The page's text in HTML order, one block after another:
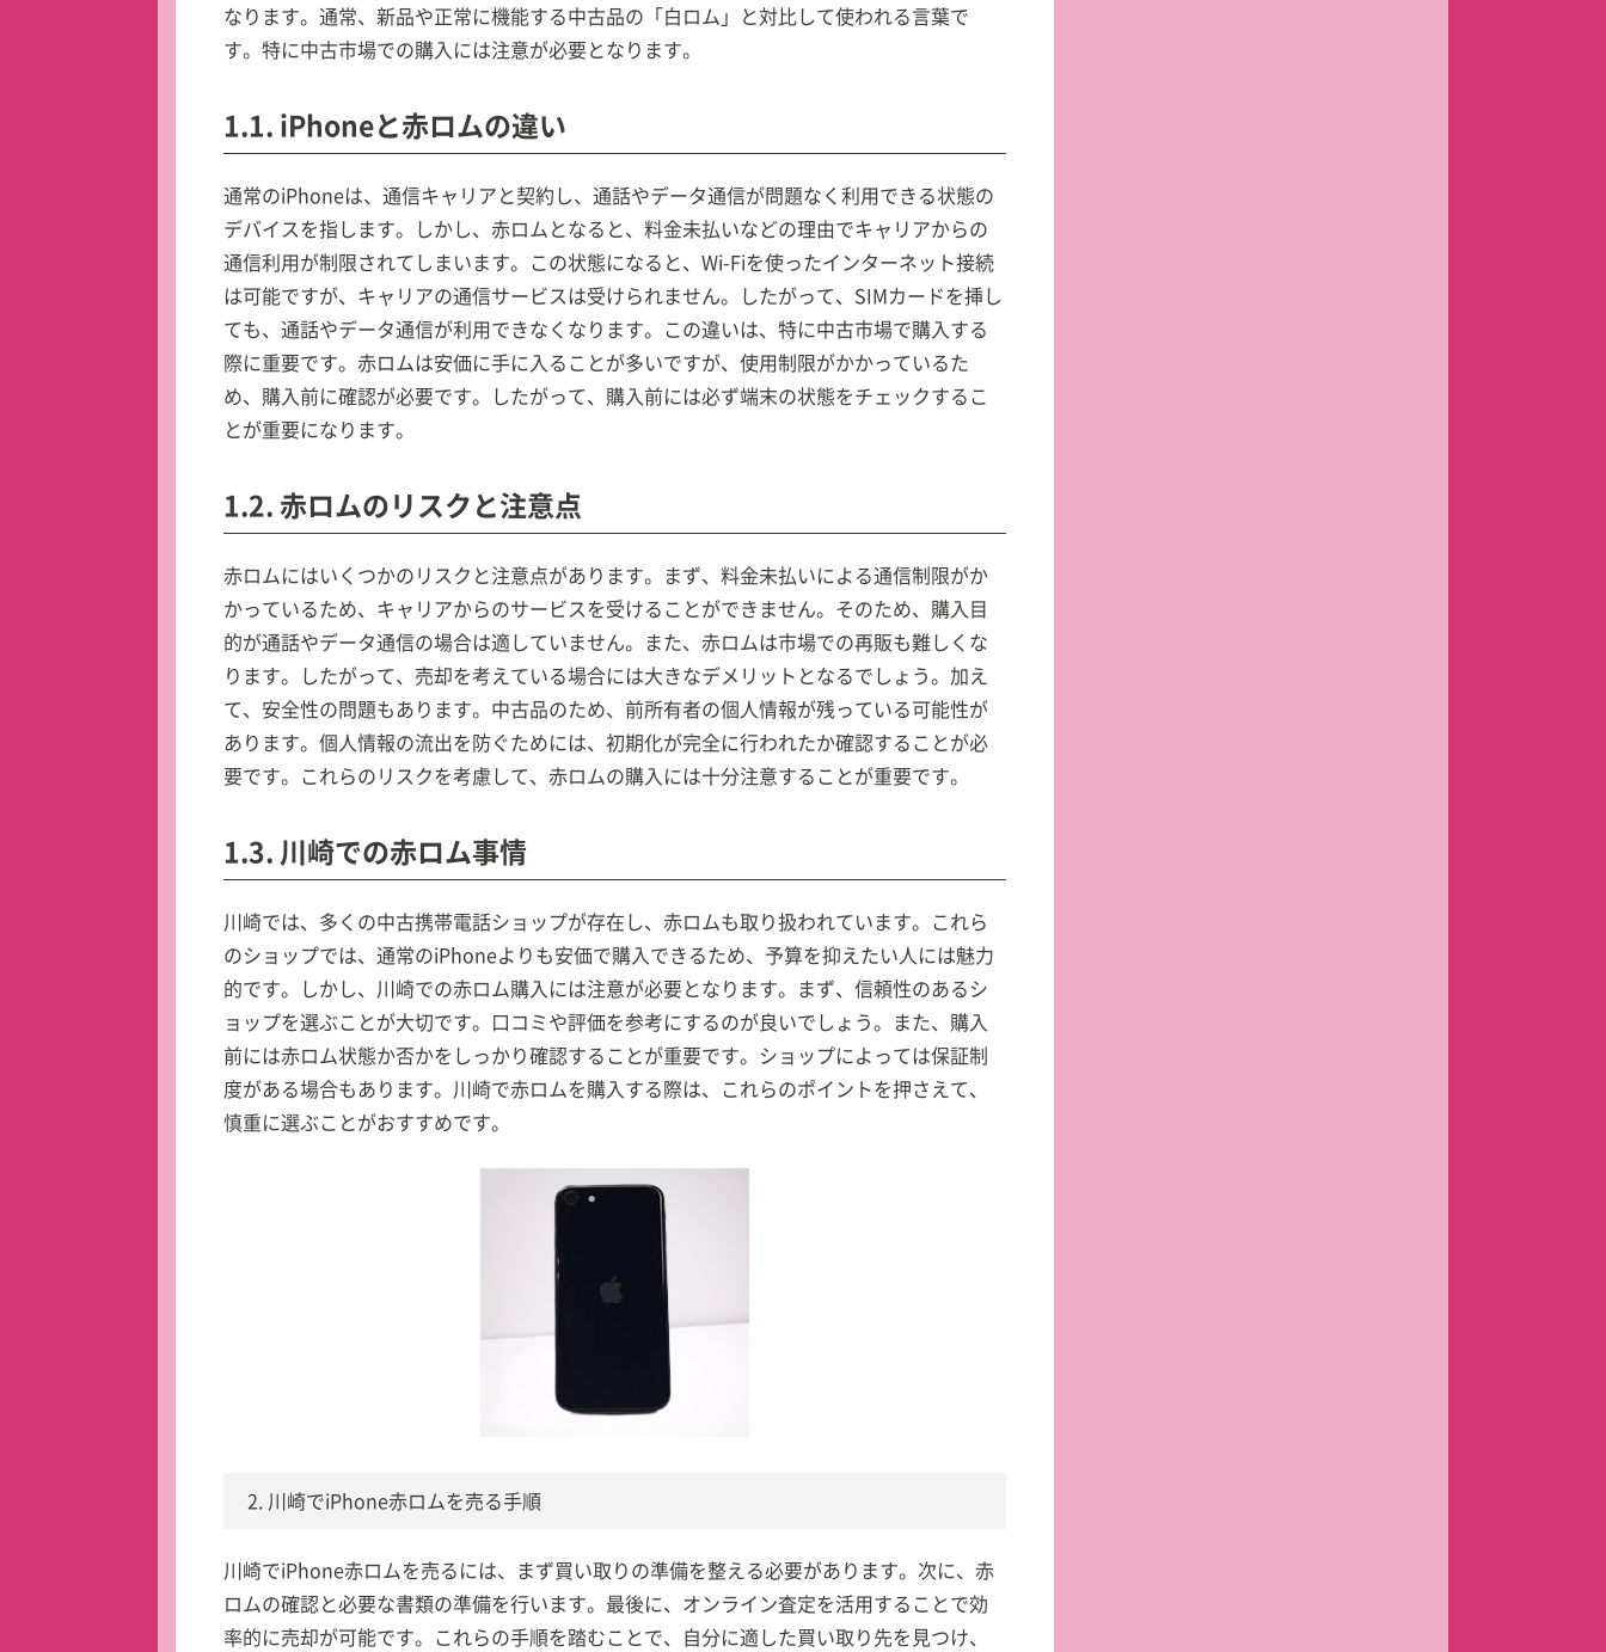
なります。通常、新品や正常に機能する中古品の「白ロム」と対比して使われる言葉で
す。特に中古市場での購入には注意が必要となります。
1.1. iPhoneと赤ロムの違い
通常のiPhoneは、通信キャリアと契約し、通話やデータ通信が問題なく利用できる状態の
デバイスを指します。しかし、赤ロムとなると、料金未払いなどの理由でキャリアからの
通信利用が制限されてしまいます。この状態になると、Wi-Fiを使ったインターネット接続
は可能ですが、キャリアの通信サービスは受けられません。したがって、SIMカードを挿し
ても、通話やデータ通信が利用できなくなります。この違いは、特に中古市場で購入する
際に重要です。赤ロムは安価に手に入ることが多いですが、使用制限がかかっているた
め、購入前に確認が必要です。したがって、購入前には必ず端末の状態をチェックするこ
とが重要になります。
1.2. 赤ロムのリスクと注意点
赤ロムにはいくつかのリスクと注意点があります。まず、料金未払いによる通信制限がか
かっているため、キャリアからのサービスを受けることができません。そのため、購入目
的が通話やデータ通信の場合は適していません。また、赤ロムは市場での再販も難しくな
ります。したがって、売却を考えている場合には大きなデメリットとなるでしょう。加え
て、安全性の問題もあります。中古品のため、前所有者の個人情報が残っている可能性が
あります。個人情報の流出を防ぐためには、初期化が完全に行われたか確認することが必
要です。これらのリスクを考慮して、赤ロムの購入には十分注意することが重要です。
1.3. 川崎での赤ロム事情
川崎では、多くの中古携帯電話ショップが存在し、赤ロムも取り扱われています。これら
のショップでは、通常のiPhoneよりも安価で購入できるため、予算を抑えたい人には魅力
的です。しかし、川崎での赤ロム購入には注意が必要となります。まず、信頼性のあるシ
ョップを選ぶことが大切です。口コミや評価を参考にするのが良いでしょう。また、購入
前には赤ロム状態か否かをしっかり確認することが重要です。ショップによっては保証制
度がある場合もあります。川崎で赤ロムを購入する際は、これらのポイントを押さえて、
慎重に選ぶことがおすすめです。
2. 川崎でiPhone赤ロムを売る手順
川崎でiPhone赤ロムを売るには、まず買い取りの準備を整える必要があります。次に、赤
ロムの確認と必要な書類の準備を行います。最後に、オンライン査定を活用することで効
率的に売却が可能です。これらの手順を踏むことで、自分に適した買い取り先を見つけ、